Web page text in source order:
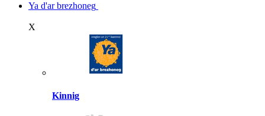
Ya d'ar brezhoneg
X
Kinnig